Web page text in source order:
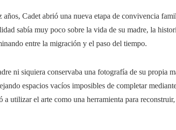
Cadet abrió una nueva etapa de convivencia
sabía muy poco sobre la vida de su madre, la
entre la migración y el paso del tiempo.
ni siquiera conservaba una fotografía de su propia
espacios vacíos imposibles de completar
utilizar el arte como una herramienta para reconstruir,